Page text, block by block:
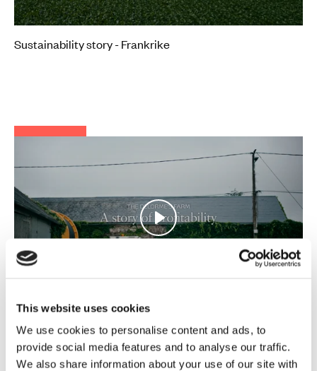
This website uses cookies
We use cookies to personalise content and ads, to
provide social media features and to analyse our traffic.
We also share information about your use of our site with
Mute Settings
Sustainability story - Frankrike
Play
Profitability story - Frankrike